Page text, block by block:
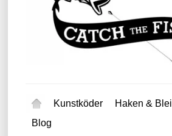
Kunstköder Haken & Blei
Blog